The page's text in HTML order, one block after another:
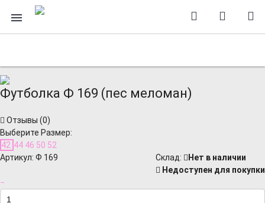
Футболка Ф 169 (пес меломан)
Отзывы (0)
Выберите Размер:
42 44 46 50 52
Артикул: Ф 169 Cклад:
Нет в наличии
Недоступен для покупки
−